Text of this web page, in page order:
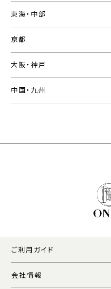
東海・中部
京都
大阪・神戸
中国・九州
ご利用ガイド
会社情報